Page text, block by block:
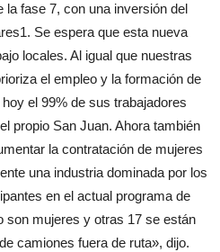
fase 7, con una inversión del
Se espera que esta nueva
locales. Al igual que nuestras
el empleo y la formación de
el 99% de sus trabajadores
propio San Juan. Ahora también
la contratación de mujeres
una industria dominada por los
en el actual programa de
son mujeres y otras 17 se están
camiones fuera de ruta», dijo.